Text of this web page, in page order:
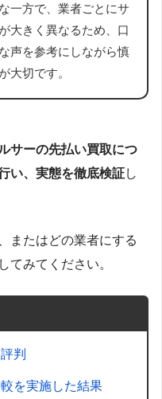
一方で、業者ごとにサ
大きく異なるため、口
声を参考にしながら慎
大切です。
サーの先払い買取につ
い、実態を徹底検証し
またはどの業者にする
てみてください。
判
を実施した結果